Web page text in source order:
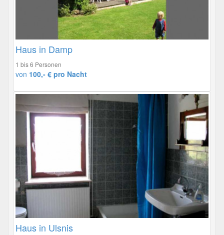
Haus in Damp
1 bis 6 Personen
von 100,- € pro Nacht
Haus in Ulsnis